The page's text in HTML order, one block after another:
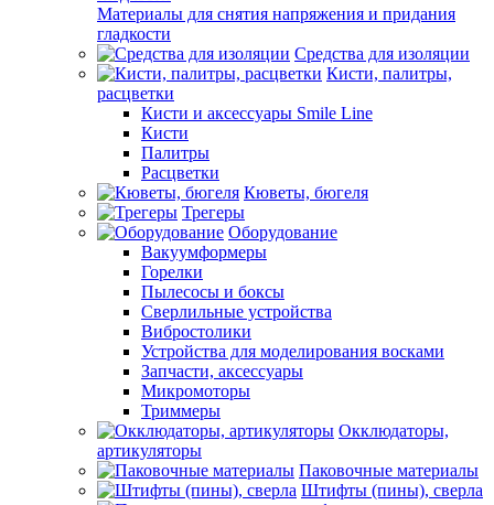
Материалы для снятия напряжения и придания
гладкости
Средства для изоляции
Кисти, палитры,
расцветки
Кисти и аксессуары Smile Line
Кисти
Палитры
Расцветки
Кюветы, бюгеля
Трегеры
Оборудование
Вакуумформеры
Горелки
Пылесосы и боксы
Сверлильные устройства
Вибростолики
Устройства для моделирования восками
Запчасти, аксессуары
Микромоторы
Триммеры
Окклюдаторы,
артикуляторы
Паковочные материалы
Штифты (пины), сверла